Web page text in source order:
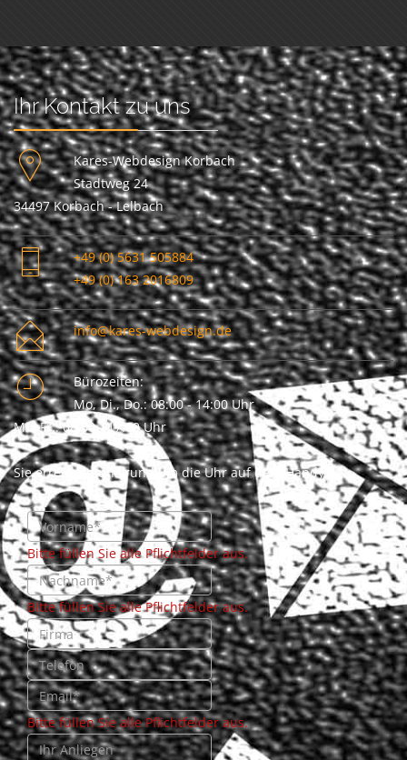
Ihr Kontakt zu uns
Kares-Webdesign Korbach
Stadtweg 24
34497 Korbach - Lelbach
+49 (0) 5631 505884
+49 (0) 163 2016809
info@kares-webdesign.de
Bürozeiten:
Mo, Di., Do.: 08:00 - 14:00 Uhr
Mi., Fr.: 08:00 - 17:00 Uhr
Sie erreichen uns rund um die Uhr auf dem Handy.
Bitte füllen Sie alle Pflichtfelder aus.
Bitte füllen Sie alle Pflichtfelder aus.
Bitte füllen Sie alle Pflichtfelder aus.